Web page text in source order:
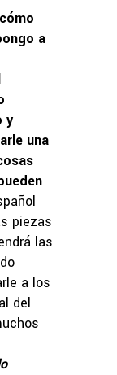
a
y
una
piezas
las
a los
del